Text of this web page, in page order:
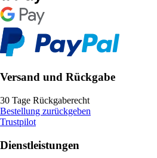
Versand und Rückgabe
30 Tage Rückgaberecht
Bestellung zurückgeben
Trustpilot
Dienstleistungen